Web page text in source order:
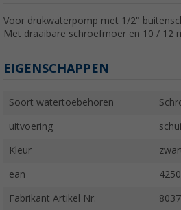
Voor drukwaterpomp met 1/2"
Met draaibare schroefmoer en 10 / 12
EIGENSCHAPPEN
Soort watertoebehoren
uitvoering
Kleur
ean
Fabrikant Artikel Nr. 8037